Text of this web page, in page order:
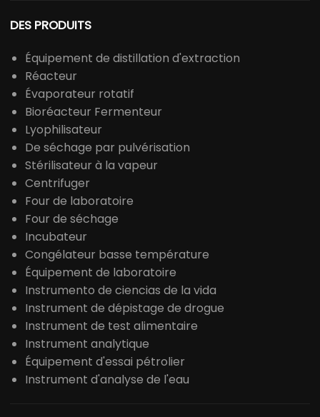
DES PRODUITS
Équipement de distillation d'extraction
Réacteur
Évaporateur rotatif
Bioréacteur Fermenteur
Lyophilisateur
De séchage par pulvérisation
Stérilisateur à la vapeur
Centrifuger
Four de laboratoire
Four de séchage
Incubateur
Congélateur basse température
Équipement de laboratoire
Instrumento de ciencias de la vida
Instrument de dépistage de drogue
Instrument de test alimentaire
Instrument analytique
Équipement d'essai pétrolier
Instrument d'analyse de l'eau